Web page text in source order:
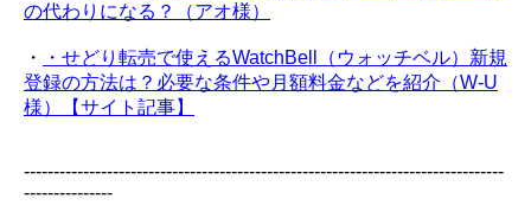
の代わりになる？（アオ様）
・
・せどり転売で使えるWatchBell（ウォッチベル）新規
登録の方法は？必要な条件や月額料金などを紹介（W-U
様）【サイト記事】
---------------------------------------------------------------------------------
---------------